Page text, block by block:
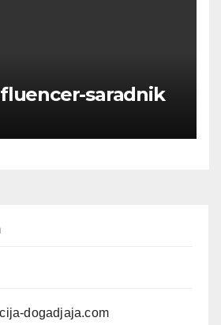
saradnik
dogadjaja.com